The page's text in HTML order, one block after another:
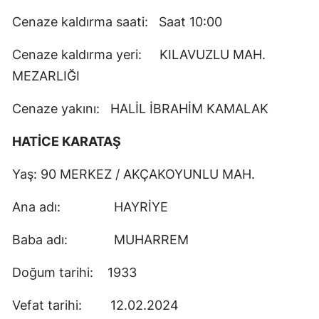
Cenaze kaldırma saati: Saat 10:00
Cenaze kaldırma yeri: KILAVUZLU MAH.
MEZARLIĞI
Cenaze yakını: HALİL İBRAHİM KAMALAK
HATİCE KARATAŞ
Yaş: 90 MERKEZ / AKÇAKOYUNLU MAH.
Ana adı: HAYRİYE
Baba adı: MUHARREM
Doğum tarihi: 1933
Vefat tarihi: 12.02.2024